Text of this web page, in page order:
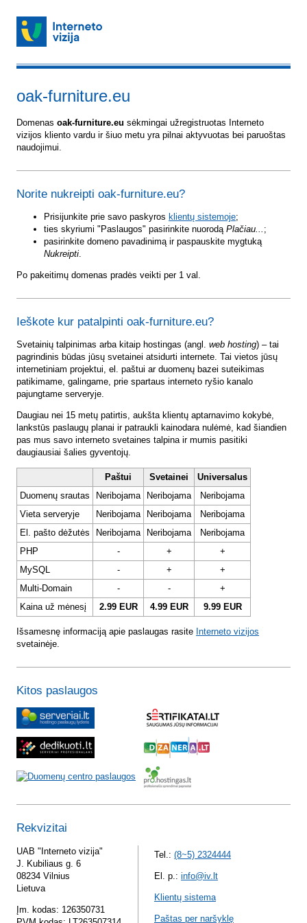
oak-furniture.eu
Domenas oak-furniture.eu sėkmingai užregistruotas Interneto
vizijos kliento vardu ir šiuo metu yra pilnai aktyvuotas bei paruoštas
naudojimui.
Norite nukreipti oak-furniture.eu?
Prisijunkite prie savo paskyros klientų sistemoje;
ties skyriumi "Paslaugos" pasirinkite nuorodą Plačiau... ;
pasirinkite domeno pavadinimą ir paspauskite mygtuką
Nukreipti.
Po pakeitimų domenas pradės veikti per 1 val.
Ieškote kur patalpinti oak-furniture.eu?
Svetainių talpinimas arba kitaip hostingas (angl. web hosting) – tai
pagrindinis būdas jūsų svetainei atsidurti internete. Tai vietos jūsų
internetiniam projektui, el. paštui ar duomenų bazei suteikimas
patikimame, galingame, prie spartaus interneto ryšio kanalo
pajungtame serveryje.
Daugiau nei 15 metų patirtis, aukšta klientų aptarnavimo kokybė,
lankstūs paslaugų planai ir patraukli kainodara nulėmė, kad šiandien
pas mus savo interneto svetaines talpina ir mumis pasitiki
daugiausiai šalies gyventojų.
Paštui Svetainei
Universalus
Duomenų srautas
Neribojama Neribojama
Neribojama
Vieta serveryje
Neribojama Neribojama
Neribojama
El. pašto dėžutės
Neribojama Neribojama
Neribojama
PHP
- +
+
MySQL
- +
+
Multi-Domain
- -
+
Kaina už mėnesį
2.99 EUR 4.99 EUR 9.99 EUR
Išsamesnę informaciją apie paslaugas rasite Interneto vizijos
svetainėje.
Kitos paslaugos
Rekvizitai
UAB "Interneto vizija"
J. Kubiliaus g. 6
08234 Vilnius
Lietuva
Įm. kodas: 126350731
Tel.: (8~5) 2324444
El. p.: info@iv.lt
Klientų sistema
Paštas per naršyklę